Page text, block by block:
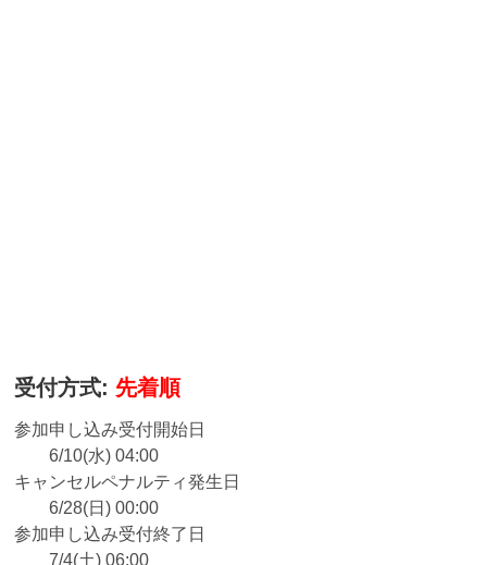
受付方式: 先着順
参加申し込み受付開始日
6/10(水) 04:00
キャンセルペナルティ発生日
6/28(日) 00:00
参加申し込み受付終了日
7/4(土) 06:00